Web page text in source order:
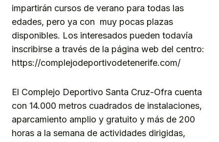
impartirán cursos de verano para todas las
edades, pero ya con muy pocas plazas
disponibles. Los interesados pueden todavía
inscribirse a través de la página web del centro:
https://complejodeportivodetenerife.com/
El Complejo Deportivo Santa Cruz-Ofra cuenta
con 14.000 metros cuadrados de instalaciones,
aparcamiento amplio y gratuito y más de 200
horas a la semana de actividades dirigidas,